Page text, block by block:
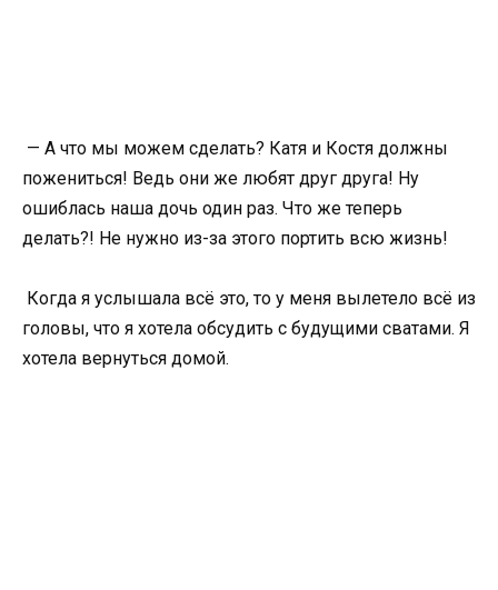
— А что мы можем сделать? Катя и Костя должны
пожениться! Ведь они же любят друг друга! Ну
ошиблась наша дочь один раз. Что же теперь
делать?! Не нужно из-за этого портить всю жизнь!
Когда я услышала всё это, то у меня вылетело всё из
головы, что я хотела обсудить с будущими сватами. Я
хотела вернуться домой.